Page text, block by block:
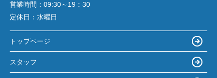
営業時間： 09:30～19：30
定休日： 水曜日
トップページ
スタッフ